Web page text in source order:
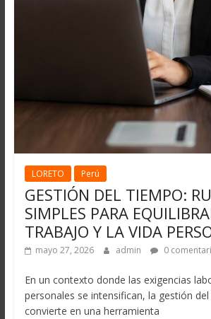
LORETO Perú
GESTIÓN DEL TIEMPO:
SIMPLES PARA
TRABAJO Y LA VIDA
mayo 27, 2026 admin 0
En un contexto donde las exigencias
personales se intensifican, la gestión
convierte en una herramienta